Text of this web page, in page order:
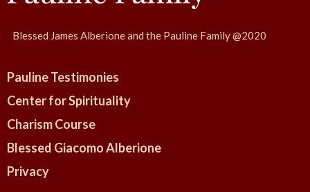
Blessed James Alberione and the Pauline Family @2020
Pauline Testimonies
Center for Spirituality
Charism Course
Blessed Giacomo Alberione
Privacy